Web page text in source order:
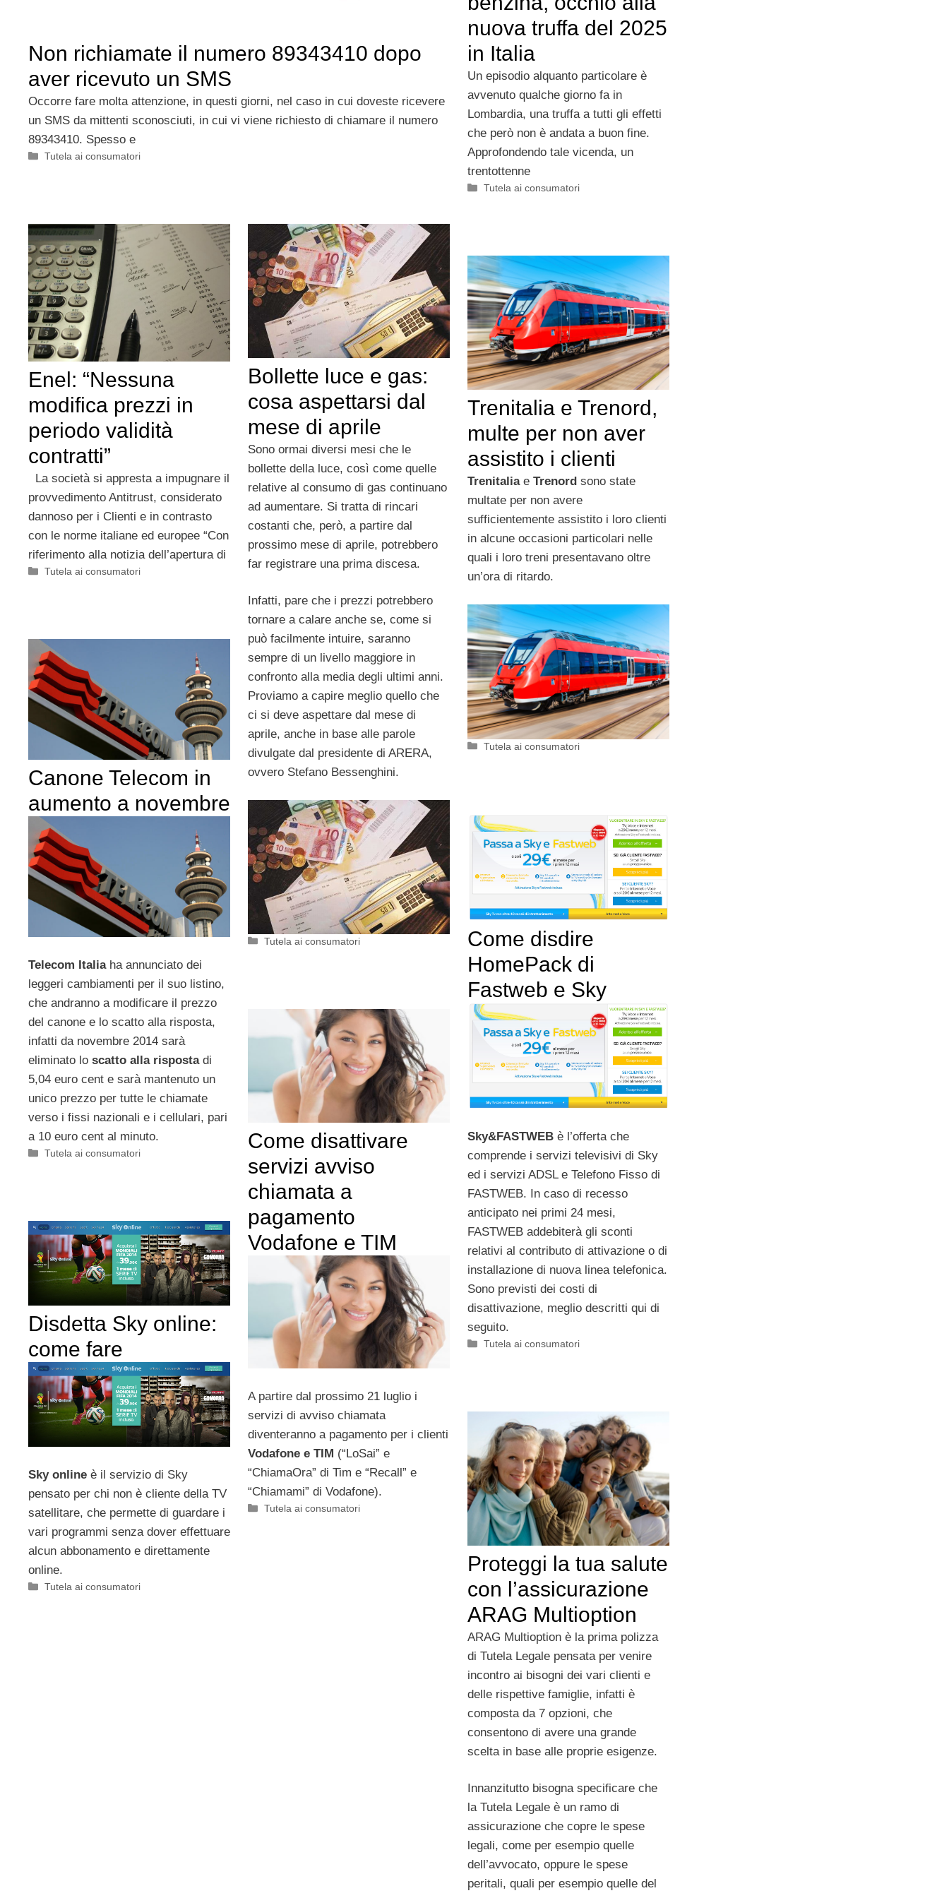
Non richiamate il numero 89343410 dopo
aver ricevuto un SMS
Occorre fare molta attenzione, in questi giorni, nel caso in cui doveste ricevere
un SMS da mittenti sconosciuti, in cui vi viene richiesto di chiamare il numero
89343410. Spesso e
Categorie
Tutela ai consumatori
nuova truffa del 2025
in Italia
Un episodio alquanto particolare è
avvenuto qualche giorno fa in
Lombardia, una truffa a tutti gli effetti
che però non è andata a buon fine.
Approfondendo tale vicenda, un
trentottenne
Categorie
Tutela ai consumatori
Enel: “Nessuna
modifica prezzi in
periodo validità
contratti”
La società si appresta a impugnare il
provvedimento Antitrust, considerato
dannoso per i Clienti e in contrasto
con le norme italiane ed europee “Con
riferimento alla notizia dell’apertura di
Categorie
Tutela ai consumatori
Bollette luce e gas:
cosa aspettarsi dal
mese di aprile
Sono ormai diversi mesi che le
bollette della luce, così come quelle
relative al consumo di gas continuano
ad aumentare. Si tratta di rincari
costanti che, però, a partire dal
prossimo mese di aprile, potrebbero
far registrare una prima discesa.
Infatti, pare che i prezzi potrebbero
tornare a calare anche se, come si
può facilmente intuire, saranno
sempre di un livello maggiore in
confronto alla media degli ultimi anni.
Proviamo a capire meglio quello che
ci si deve aspettare dal mese di
aprile, anche in base alle parole
divulgate dal presidente di ARERA,
ovvero Stefano Bessenghini.
Categorie
Tutela ai consumatori
Trenitalia e Trenord,
multe per non aver
assistito i clienti
Trenitaliae Trenord sono state
multate per non avere
sufficientemente assistito i loro clienti
in alcune occasioni particolari nelle
quali i loro treni presentavano oltre
un’ora di ritardo.
Categorie
Tutela ai consumatori
Canone Telecom in
aumento a novembre
Telecom Italiaha annunciato dei
leggeri cambiamenti per il suo listino,
che andranno a modificare il prezzo
del canone e lo scatto alla risposta,
infatti da novembre 2014 sarà
eliminato lo scatto alla rispostadi
5,04 euro cent e sarà mantenuto un
unico prezzo per tutte le chiamate
verso i fissi nazionali e i cellulari, pari
a 10 euro cent al minuto.
Categorie
Tutela ai consumatori
Come disdire
HomePack di
Fastweb e Sky
Sky&FASTWEBè l’offerta che
comprende i servizi televisivi di Sky
ed i servizi ADSL e Telefono Fisso di
FASTWEB. In caso di recesso
anticipato nei primi 24 mesi,
FASTWEB addebiterà gli sconti
relativi al contributo di attivazione o di
installazione di nuova linea telefonica.
Sono previsti dei costi di
disattivazione, meglio descritti qui di
seguito.
Categorie
Tutela ai consumatori
Come disattivare
servizi avviso
chiamata a
pagamento
Vodafone e TIM
A partire dal prossimo 21 luglio i
servizi di avviso chiamata
diventeranno a pagamento per i clienti
Vodafone e TIM (“LoSai” e
“ChiamaOra” di Tim e “Recall” e
“Chiamami” di Vodafone).
Categorie
Tutela ai consumatori
Disdetta Sky online:
come fare
Sky online è il servizio di Sky
pensato per chi non è cliente della TV
satellitare, che permette di guardare i
vari programmi senza dover effettuare
alcun abbonamento e direttamente
online.
Categorie
Tutela ai consumatori
Proteggi la tua salute
con l’assicurazione
ARAG Multioption
ARAG Multioption è la prima polizza
di Tutela Legale pensata per venire
incontro ai bisogni dei vari clienti e
delle rispettive famiglie, infatti è
composta da 7 opzioni, che
consentono di avere una grande
scelta in base alle proprie esigenze.
Innanzitutto bisogna specificare che
la Tutela Legale è un ramo di
assicurazione che copre le spese
legali, come per esempio quelle
dell’avvocato, oppure le spese
peritali, quali per esempio quelle del